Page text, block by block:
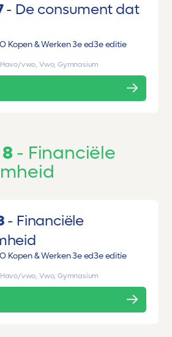
De consument dat
Kopen & Werken 3e ed3e editie
vwo, Vwo, Gymnasium
Financiële
Financiële
Kopen & Werken 3e ed3e editie
vwo, Vwo, Gymnasium